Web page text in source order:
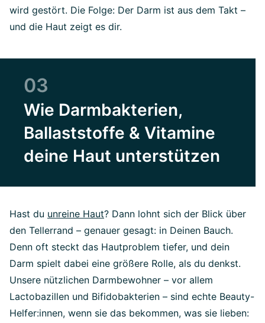
wird gestört. Die Folge: Der Darm ist aus dem Takt –
und die Haut zeigt es dir.
03
Wie Darmbakterien,
Ballaststoffe & Vitamine
deine Haut unterstützen
Hast du unreine Haut? Dann lohnt sich der Blick über
den Tellerrand – genauer gesagt: in Deinen Bauch.
Denn oft steckt das Hautproblem tiefer, und dein
Darm spielt dabei eine größere Rolle, als du denkst.
Unsere nützlichen Darmbewohner – vor allem
Lactobazillen und Bifidobakterien – sind echte Beauty-
Helfer:innen, wenn sie das bekommen, was sie lieben: